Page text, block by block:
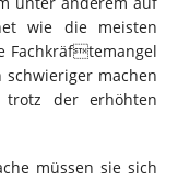
wie die meisten
Fachkräftemangel
machen
der erhöhten
müssen sie sich